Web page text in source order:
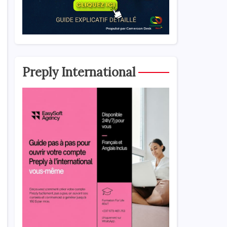
Preply International